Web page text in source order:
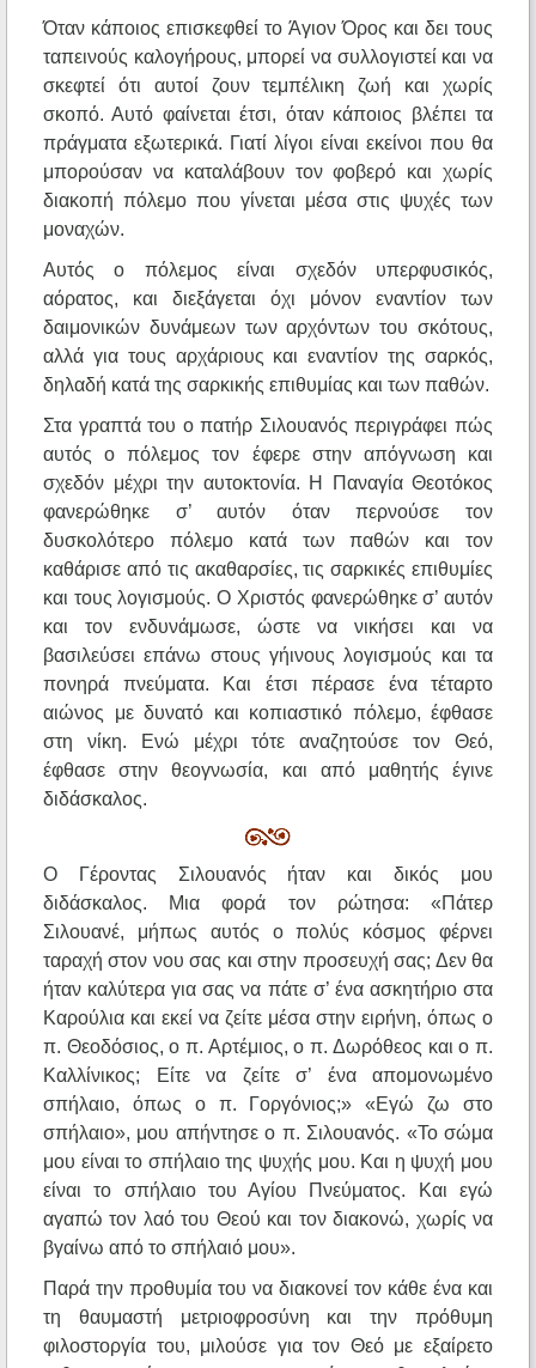
Όταν κάποιος επισκεφθεί το Άγιον Όρος και δει τους
ταπεινούς καλογήρους, μπορεί να συλλογιστεί και να
σκεφτεί ότι αυτοί ζουν τεμπέλικη ζωή και χωρίς
σκοπό. Αυτό φαίνεται έτσι, όταν κάποιος βλέπει τα
πράγματα εξωτερικά. Γιατί λίγοι είναι εκείνοι που θα
μπορούσαν να καταλάβουν τον φοβερό και χωρίς
διακοπή πόλεμο που γίνεται μέσα στις ψυχές των
μοναχών.
Αυτός ο πόλεμος είναι σχεδόν υπερφυσικός,
αόρατος, και διεξάγεται όχι μόνον εναντίον των
δαιμονικών δυνάμεων των αρχόντων του σκότους,
αλλά για τους αρχάριους και εναντίον της σαρκός,
δηλαδή κατά της σαρκικής επιθυμίας και των παθών.
Στα γραπτά του ο πατήρ Σιλουανός περιγράφει πώς
αυτός ο πόλεμος τον έφερε στην απόγνωση και
σχεδόν μέχρι την αυτοκτονία. Η Παναγία Θεοτόκος
φανερώθηκε σ’ αυτόν όταν περνούσε τον
δυσκολότερο πόλεμο κατά των παθών και τον
καθάρισε από τις ακαθαρσίες, τις σαρκικές επιθυμίες
και τους λογισμούς. Ο Χριστός φανερώθηκε σ’ αυτόν
και τον ενδυνάμωσε, ώστε να νικήσει και να
βασιλεύσει επάνω στους γήινους λογισμούς και τα
πονηρά πνεύματα. Και έτσι πέρασε ένα τέταρτο
αιώνος με δυνατό και κοπιαστικό πόλεμο, έφθασε
στη νίκη. Ενώ μέχρι τότε αναζητούσε τον Θεό,
έφθασε στην θεογνωσία, και από μαθητής έγινε
διδάσκαλος.
Ο Γέροντας Σιλουανός ήταν και δικός μου
διδάσκαλος. Μια φορά τον ρώτησα: «Πάτερ
Σιλουανέ, μήπως αυτός ο πολύς κόσμος φέρνει
ταραχή στον νου σας και στην προσευχή σας; Δεν θα
ήταν καλύτερα για σας να πάτε σ’ ένα ασκητήριο στα
Καρούλια και εκεί να ζείτε μέσα στην ειρήνη, όπως ο
π. Θεοδόσιος, ο π. Αρτέμιος, ο π. Δωρόθεος και ο π.
Καλλίνικος; Είτε να ζείτε σ’ ένα απομονωμένο
σπήλαιο, όπως ο π. Γοργόνιος;» «Εγώ ζω στο
σπήλαιο», μου απήντησε ο π. Σιλουανός. «Το σώμα
μου είναι το σπήλαιο της ψυχής μου. Και η ψυχή μου
είναι το σπήλαιο του Αγίου Πνεύματος. Και εγώ
αγαπώ τον λαό του Θεού και τον διακονώ, χωρίς να
βγαίνω από το σπήλαιό μου».
Παρά την προθυμία του να διακονεί τον κάθε ένα και
τη θαυμαστή μετριοφροσύνη και την πρόθυμη
φιλοστοργία του, μιλούσε για τον Θεό με εξαίρετο